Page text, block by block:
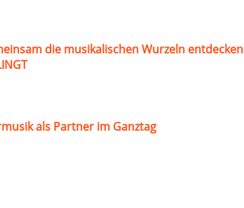
die musikalischen Wurzeln entdecken
als Partner im Ganztag